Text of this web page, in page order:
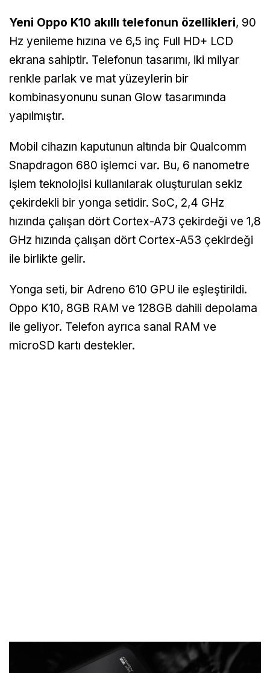
Yeni Oppo K10 akıllı telefonun özellikleri, 90
Hz yenileme hızına ve 6,5 inç Full HD+ LCD
ekrana sahiptir. Telefonun tasarımı, iki milyar
renkle parlak ve mat yüzeylerin bir
kombinasyonunu sunan Glow tasarımında
yapılmıştır.
Mobil cihazın kaputunun altında bir Qualcomm
Snapdragon 680 işlemci var. Bu, 6 nanometre
işlem teknolojisi kullanılarak oluşturulan sekiz
çekirdekli bir yonga setidir. SoC, 2,4 GHz
hızında çalışan dört Cortex-A73 çekirdeği ve 1,8
GHz hızında çalışan dört Cortex-A53 çekirdeği
ile birlikte gelir.
Yonga seti, bir Adreno 610 GPU ile eşleştirildi.
Oppo K10, 8GB RAM ve 128GB dahili depolama
ile geliyor. Telefon ayrıca sanal RAM ve
microSD kartı destekler.